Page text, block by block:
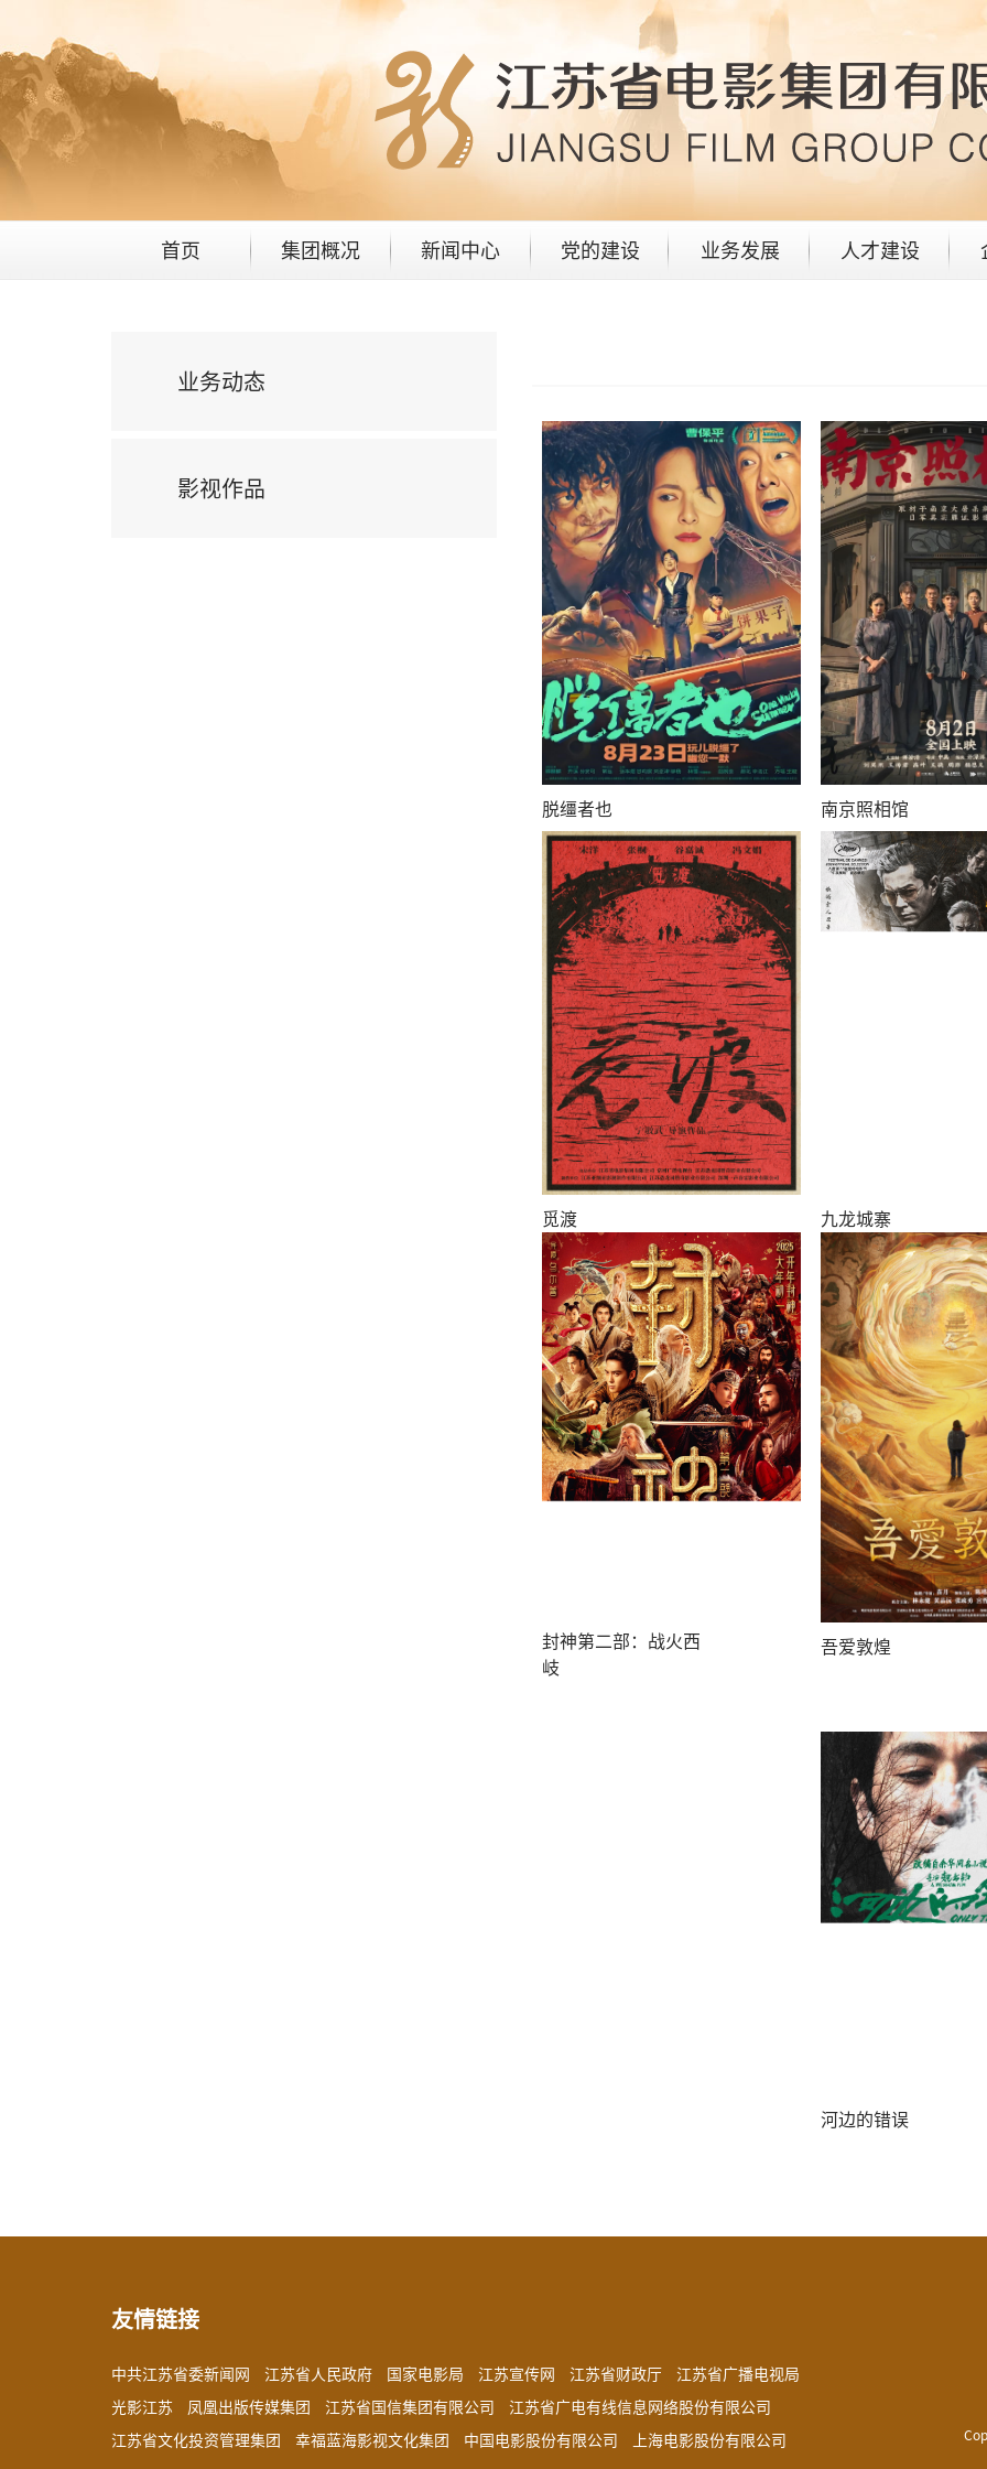
首页 集团概况 新闻中心 党的建设 业务发展 人才建设
业务动态
影视作品
脱缰者也 南京照相馆
觅渡 九龙城寨
封神第二部：战火西
岐
吾爱敦煌
河边的错误
友情链接
中共江苏省委新闻网 江苏省人民政府 国家电影局 江苏宣传网 江苏省财政厅 江苏省广播电视局
光影江苏 凤凰出版传媒集团 江苏省国信集团有限公司 江苏省广电有线信息网络股份有限公司
江苏省文化投资管理集团 幸福蓝海影视文化集团 中国电影股份有限公司 上海电影股份有限公司